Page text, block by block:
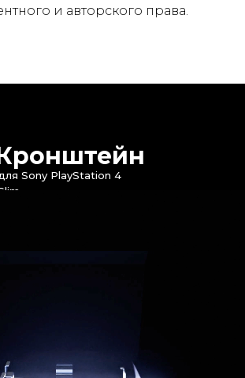
и авторского права.
Sony PlayStation 4